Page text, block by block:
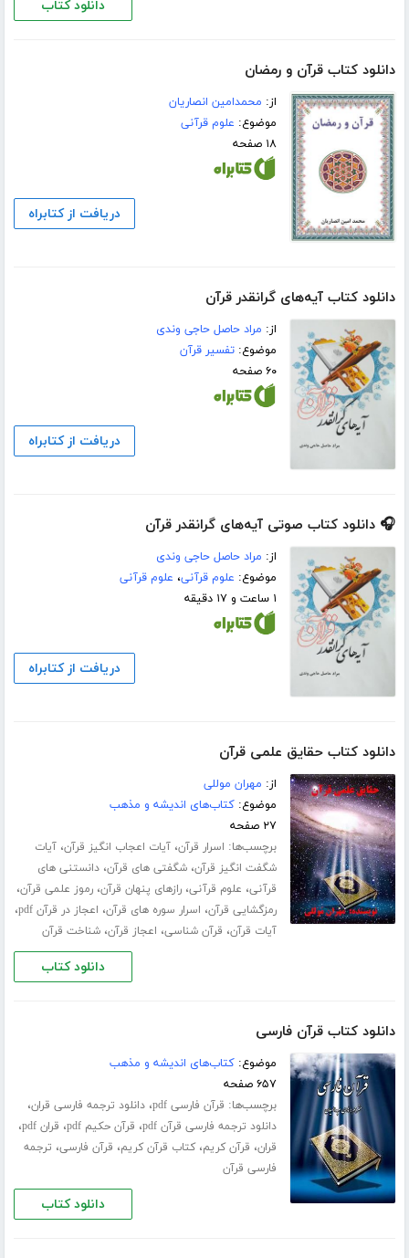
دانلود کتاب
دانلود کتاب قرآن و رمضان
از: محمدامین انصاریان
موضوع: علوم قرآنی
۱۸ صفحه
دریافت از کتابراه
دانلود کتاب آیه‌های گرانقدر قرآن
از: مراد حاصل حاجی وندی
موضوع:تفسیر قرآن
۶۰ صفحه
دریافت از کتابراه
🎧 دانلود کتاب صوتی آیه‌های گرانقدر قرآن
از: مراد حاصل حاجی وندی
موضوع: علوم قرآنی، علوم قرآنی
۱ ساعت و ۱۷ دقیقه
دریافت از کتابراه
دانلود کتاب حقایق علمی قرآن
از: مهران موللی
موضوع:کتاب‌های اندیشه و مذهب
۲۷ صفحه
برچسب‌ها: اسرار قرآن،آیات اعجاب انگیز قرآن،آیات
شگفت انگیز قرآن،شگفتی های قرآن،دانستنی های
قرآنی، علوم قرآنی،رازهای پنهان قرآن،رموز علمی قرآن،
رمزگشایی قرآن، اسرار سوره های قرآن، اعجاز در قرآن pdf ،
آیات قرآن، قرآن شناسی، اعجاز قرآن،شناخت قرآن
دانلود کتاب
دانلود کتاب قرآن فارسی
موضوع:کتاب‌های اندیشه و مذهب
۶۵۷ صفحه
برچسب‌ها: قرآن فارسی pdf ،دانلود ترجمه فارسی قران،
دانلود ترجمه فارسی قرآن pdf ، قرآن حکیم pdf ، قران pdf ،
قران، قرآن کریم،کتاب قرآن کریم، قرآن فارسی، ترجمه
فارسی قرآن
دانلود کتاب